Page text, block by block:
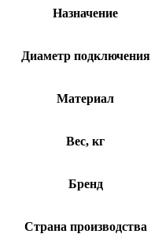
Назначение
Диаметр подключения
Материал
Вес, кг
Бренд
Страна производства